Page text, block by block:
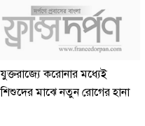
যুক্তরাজ্যে করোনার মধ্যেই
শিশুদের মাঝে নতুন রোগের হানা